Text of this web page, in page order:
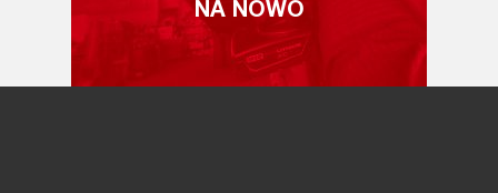
NA NOWO